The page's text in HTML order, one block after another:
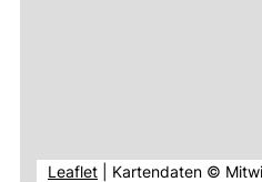
Leaflet(externer Link, öffnet
Kartendaten ©